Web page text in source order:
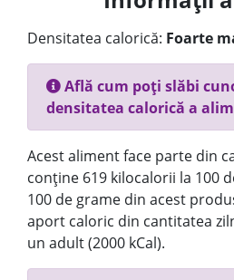
Densitatea calorică: Foarte
Află cum poți slăbi
densitatea calorică a
Acest aliment face parte din
conține 619 kilocalorii la 100
100 de grame din acest
aport caloric din cantitatea
un adult (2000 kCal).